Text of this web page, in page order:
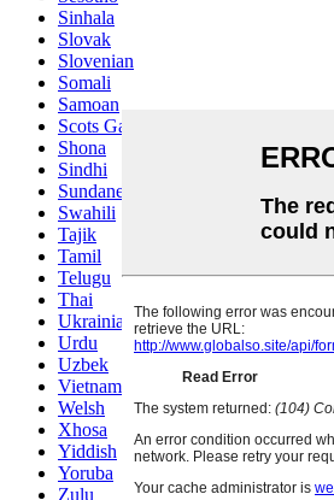
Sinhala
Slovak
Slovenian
Somali
Samoan
Scots Gaelic
Shona
Sindhi
Sundanese
Swahili
Tajik
Tamil
Telugu
Thai
Ukrainian
Urdu
Uzbek
Vietnamese
Welsh
Xhosa
Yiddish
Yoruba
Zulu